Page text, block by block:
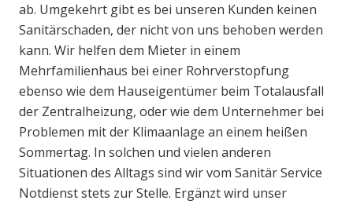
ab. Umgekehrt gibt es bei unseren Kunden keinen
Sanitärschaden, der nicht von uns behoben werden
kann. Wir helfen dem Mieter in einem
Mehrfamilienhaus bei einer Rohrverstopfung
ebenso wie dem Hauseigentümer beim Totalausfall
der Zentralheizung, oder wie dem Unternehmer bei
Problemen mit der Klimaanlage an einem heißen
Sommertag. In solchen und vielen anderen
Situationen des Alltags sind wir vom Sanitär Service
Notdienst stets zur Stelle. Ergänzt wird unser